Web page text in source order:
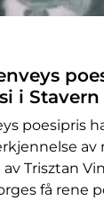
i Stavern
poesipris
av
Trisztan
få rene